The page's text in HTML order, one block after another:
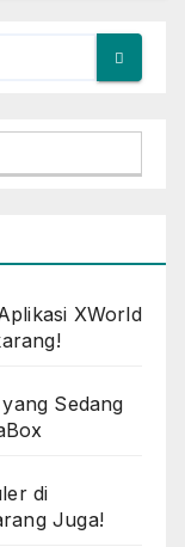
XWorld
Sedang
di
Juga!